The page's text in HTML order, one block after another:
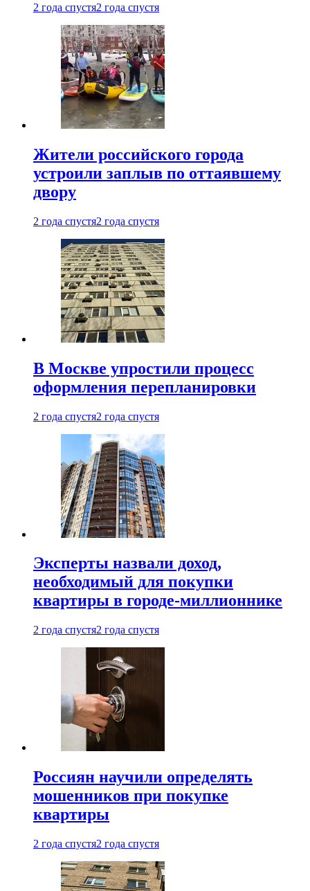
2 года спустя2 года спустя
Жители российского города
устроили заплыв по оттаявшему
двору
2 года спустя2 года спустя
В Москве упростили процесс
оформления перепланировки
2 года спустя2 года спустя
Эксперты назвали доход,
необходимый для покупки
квартиры в городе-миллионнике
2 года спустя2 года спустя
Россиян научили определять
мошенников при покупке
квартиры
2 года спустя2 года спустя